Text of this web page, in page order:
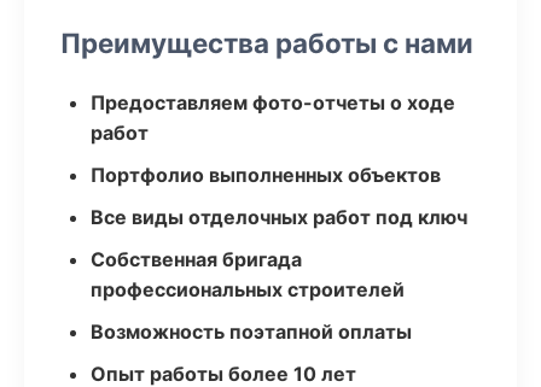
Преимущества работы с нами
Предоставляем фото-отчеты о ходе
работ
Портфолио выполненных объектов
Все виды отделочных работ под ключ
Собственная бригада
профессиональных строителей
Возможность поэтапной оплаты
Опыт работы более 10 лет